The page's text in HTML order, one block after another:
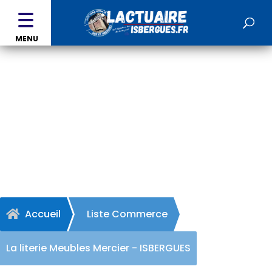
MENU
 Accueil Liste Commerce
La literie Meubles Mercier - ISBERGUES